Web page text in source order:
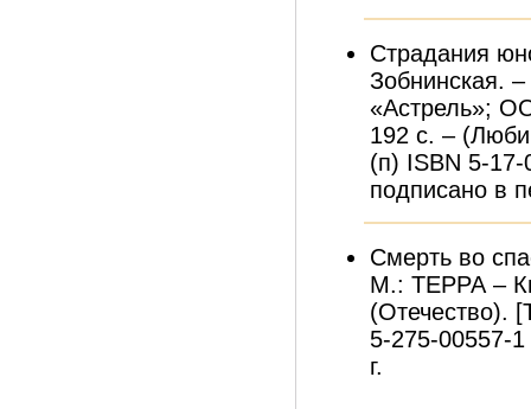
Страдания
Зобнинская.
«Астрель»;
192 с. –
(п) ISBN 5-
подписано в
Смерть во
М.: ТЕРРА –
(Отечество).
5-275-00557-
г.